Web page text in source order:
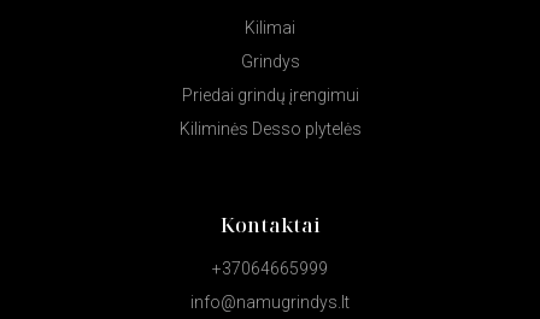
Kilimai
Grindys
Priedai grindų įrengimui
Kiliminės Desso plytelės
Kontaktai
+37064665999
info@namugrindys.lt